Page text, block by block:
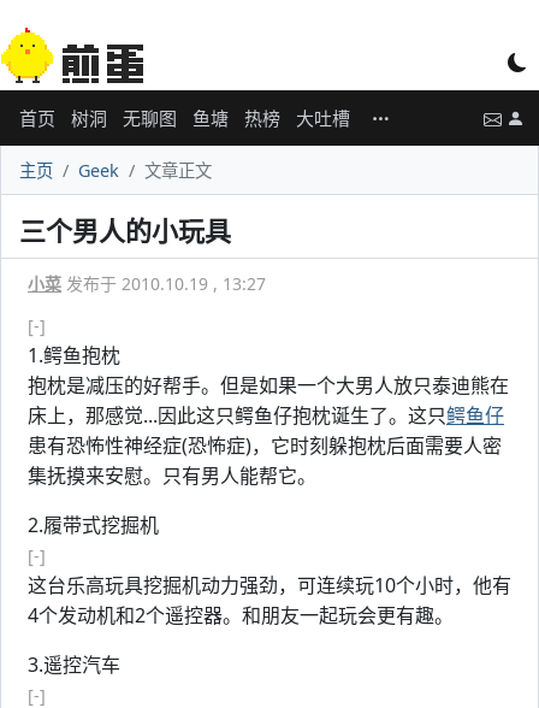
首页 树洞 无聊图 鱼塘 热榜 大吐槽
主页 Geek 文章正文
三个男人的小玩具
小菜 发布于 2010.10.19 , 13:27
[-]
1.鳄鱼抱枕
抱枕是减压的好帮手。但是如果一个大男人放只泰迪熊在
床上，那感觉...因此这只鳄鱼仔抱枕诞生了。这只鳄鱼仔
患有恐怖性神经症(恐怖症)，它时刻躲抱枕后面需要人密
集抚摸来安慰。只有男人能帮它。
2.履带式挖掘机
[-]
这台乐高玩具挖掘机动力强劲，可连续玩10个小时，他有
4个发动机和2个遥控器。和朋友一起玩会更有趣。
3.遥控汽车
[-]